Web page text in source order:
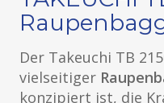
Der Takeuchi TB
vielseitiger
konzipiert ist, die